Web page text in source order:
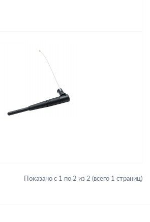
Показано с 1 по 2 из 2 (всего 1 страниц)